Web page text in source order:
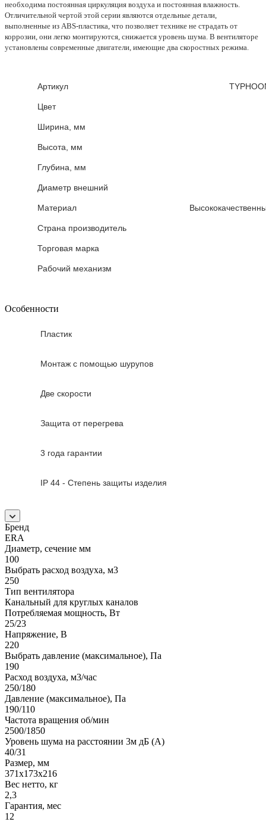
необходима постоянная циркуляция воздуха и постоянная влажность.
Отличительной чертой этой серии являются отдельные детали,
выполненные из ABS-пластика, что позволяет технике не страдать от
коррозии, они легко монтируются, снижается уровень шума. В вентиляторе
установлены современные двигатели, имеющие два скоростных режима.
Артикул
Цвет
Ширина, мм
Высота, мм
Глубина, мм
Диаметр внешний
Материал
Страна производитель
Торговая марка
Рабочий механизм
Особенности
Пластик
Монтаж с помощью шурупов
Две скорости
Защита от перегрева
3 года гарантии
IP 44 - Степень защиты изделия
Бренд
ERA
Диаметр, сечение мм
100
Выбрать расход воздуха, м3
250
Тип вентилятора
Канальный для круглых каналов
Потребляемая мощность, Вт
25/23
Напряжение, В
220
Выбрать давление (максимальное), Па
190
Расход воздуха, м3/час
250/180
Давление (максимальное), Па
190/110
Частота вращения об/мин
2500/1850
Уровень шума на расстоянии 3м дБ (А)
40/31
Размер, мм
371х173х216
Вес нетто, кг
2,3
Гарантия, мес
12